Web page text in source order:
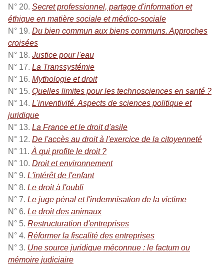
N° 20. Secret professionnel, partage d'information et
éthique en matière sociale et médico-sociale
N° 19. Du bien commun aux biens communs. Approches
croisées
N° 18. Justice pour l'eau
N° 17. La Transsystémie
N° 16. Mythologie et droit
N° 15. Quelles limites pour les technosciences en santé ?
N° 14. L'inventivité. Aspects de sciences politique et
juridique
N° 13. La France et le droit d'asile
N° 12. De l'accès au droit à l'exercice de la citoyenneté
N° 11. À qui profite le droit ?
N° 10. Droit et environnement
N° 9. L'intérêt de l'enfant
N° 8. Le droit à l'oubli
N° 7. Le juge pénal et l'indemnisation de la victime
N° 6. Le droit des animaux
N° 5. Restructuration d'entreprises
N° 4. Réformer la fiscalité des entreprises
N° 3. Une source juridique méconnue : le factum ou
mémoire judiciaire